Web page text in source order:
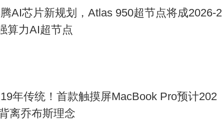
AI芯片新规划，Atlas 950超节点将成2026-2
算力AI超节点
年传统！首款触摸屏MacBook Pro预计202
离乔布斯理念